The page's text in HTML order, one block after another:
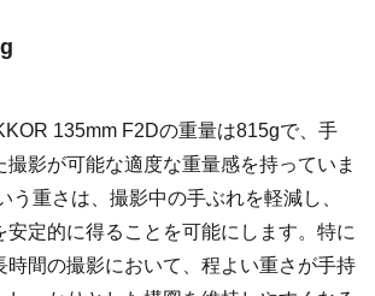
135mm F2Dの重量は815gで、手
撮影が可能な適度な重量感を持っていま
う重さは、撮影中の手ぶれを軽減し、
安定的に得ることを可能にします。特に
時間の撮影において、程よい重さが手持